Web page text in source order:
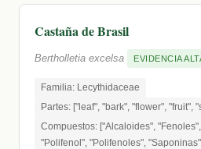
Castaña de Brasil
Bertholletia excelsa EVIDENCIA
Familia: Lecythidaceae
Partes: ["leaf", "bark", "flower", "fruit",
Compuestos: ["Alcaloides",
"Polifenol", "Polifenoles",